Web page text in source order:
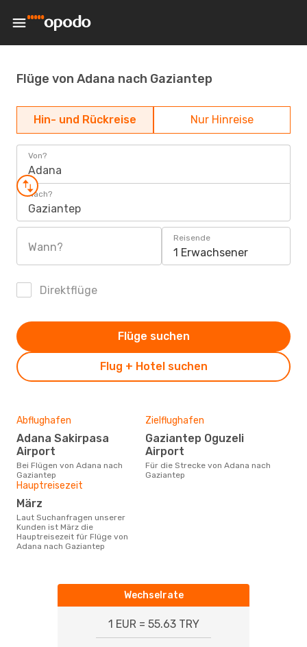
Flüge von Adana nach Gaziantep
Hin- und Rückreise Nur Hinreise
Von?
Adana
Nach?
Gaziantep
Wann?
Reisende
1 Erwachsener
Direktflüge
Flug + Hotel suchen
Flüge suchen
Abflughafen
Adana Sakirpasa
Airport
Bei Flügen von Adana nach
Gaziantep
Zielflughafen
Gaziantep Oguzeli
Airport
Für die Strecke von Adana nach
Gaziantep
Hauptreisezeit
März
Laut Suchanfragen unserer
Kunden ist März die
Hauptreisezeit für Flüge von
Adana nach Gaziantep
Wechselrate
1 EUR = 55.63 TRY